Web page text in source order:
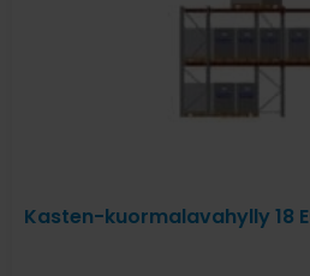
Kasten-kuormalavahylly 18